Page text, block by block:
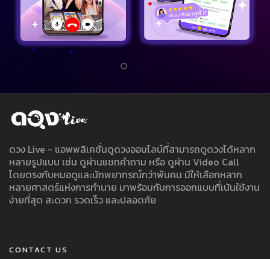
ดวง Live - แอพพลิเคชั่นดูดวงออนไลน์ที่สามารถดูดวงได้หลาก
หลายรูปแบบ เช่น ดูผ่านแชทคำถาม หรือ ดูผ่าน Video Call
โดยตรงกับหมอดูและนักพยากรณ์กว่าพันคน มีให้เลือกหลาก
หลายศาสตร์แห่งการทำนาย มาพร้อมกับการออกแบบที่เน้นใช้งาน
ง่ายที่สุด สะดวก รวดเร็ว และปลอดภัย
CONTACT US